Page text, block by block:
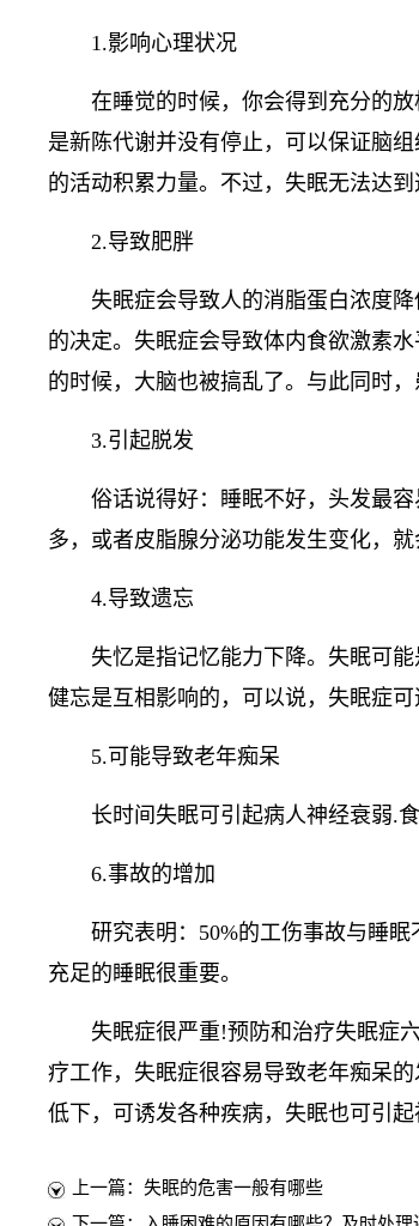
1.影响心理状况
在睡觉的时候，你会得到充分的
是新陈代谢并没有停止，可以保证脑
的活动积累力量。不过，失眠无法达到
2.导致肥胖
失眠症会导致人的消脂蛋白浓度
的决定。失眠症会导致体内食欲激素
的时候，大脑也被搞乱了。与此同时
3.引起脱发
俗话说得好：睡眠不好，头发最
多，或者皮脂腺分泌功能发生变化，就
4.导致遗忘
失忆是指记忆能力下降。失眠可
健忘是互相影响的，可以说，失眠症
5.可能导致老年痴呆
长时间失眠可引起病人神经衰弱.
6.事故的增加
研究表明：50%的工伤事故与睡
充足的睡眠很重要。
失眠症很严重!预防和治疗失眠症
疗工作，失眠症很容易导致老年痴呆
低下，可诱发各种疾病，失眠也可引起
上一篇： 失眠的危害一般有哪些